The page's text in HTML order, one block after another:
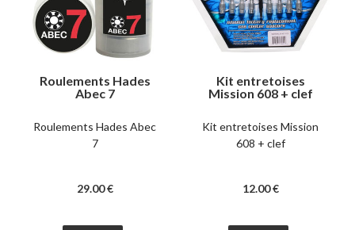
Roulements Hades
Abec 7
Roulements Hades Abec
7
29.00 €
Kit entretoises
Mission 608 + clef
Kit entretoises Mission
608 + clef
12.00 €